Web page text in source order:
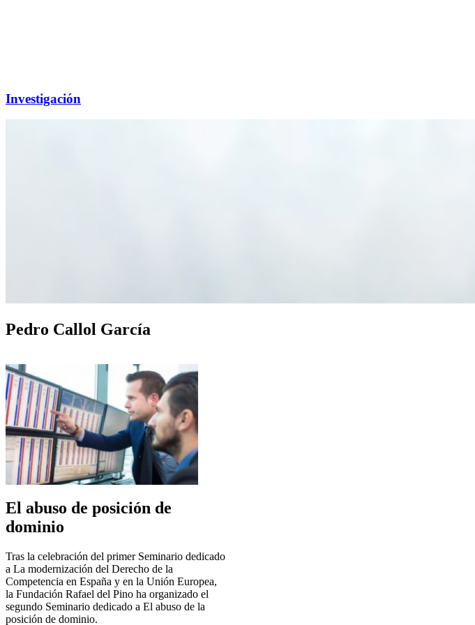
Investigación
Pedro Callol García
El abuso de posición de
dominio
Tras la celebración del primer Seminario dedicado
a La modernización del Derecho de la
Competencia en España y en la Unión Europea,
la Fundación Rafael del Pino ha organizado el
segundo Seminario dedicado a El abuso de la
posición de dominio.